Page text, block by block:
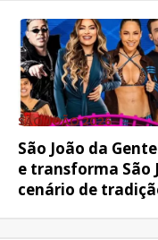
SÃO JOÃO 2026
São João da
e transforma São
cenário de